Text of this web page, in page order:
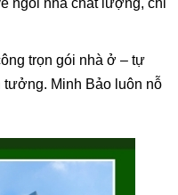
trọn gói nhà ở – tự
tưởng. Minh Bảo luôn nỗ